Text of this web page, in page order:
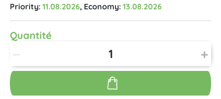
Priority: 11.08.2026, Economy: 13.08.2026
Quantité